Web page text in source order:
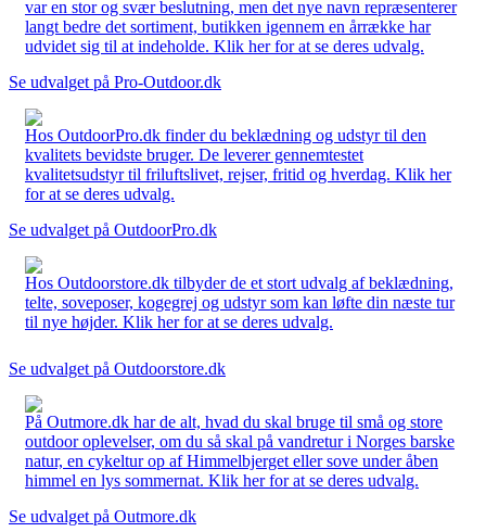
var en stor og svær beslutning, men det nye navn repræsenterer
langt bedre det sortiment, butikken igennem en årrække har
udvidet sig til at indeholde. Klik her for at se deres udvalg.
Se udvalget på Pro-Outdoor.dk
Hos OutdoorPro.dk finder du beklædning og udstyr til den
kvalitets bevidste bruger. De leverer gennemtestet
kvalitetsudstyr til friluftslivet, rejser, fritid og hverdag. Klik her
for at se deres udvalg.
Se udvalget på OutdoorPro.dk
Hos Outdoorstore.dk tilbyder de et stort udvalg af beklædning,
telte, soveposer, kogegrej og udstyr som kan løfte din næste tur
til nye højder. Klik her for at se deres udvalg.
Se udvalget på Outdoorstore.dk
På Outmore.dk har de alt, hvad du skal bruge til små og store
outdoor oplevelser, om du så skal på vandretur i Norges barske
natur, en cykeltur op af Himmelbjerget eller sove under åben
himmel en lys sommernat. Klik her for at se deres udvalg.
Se udvalget på Outmore.dk